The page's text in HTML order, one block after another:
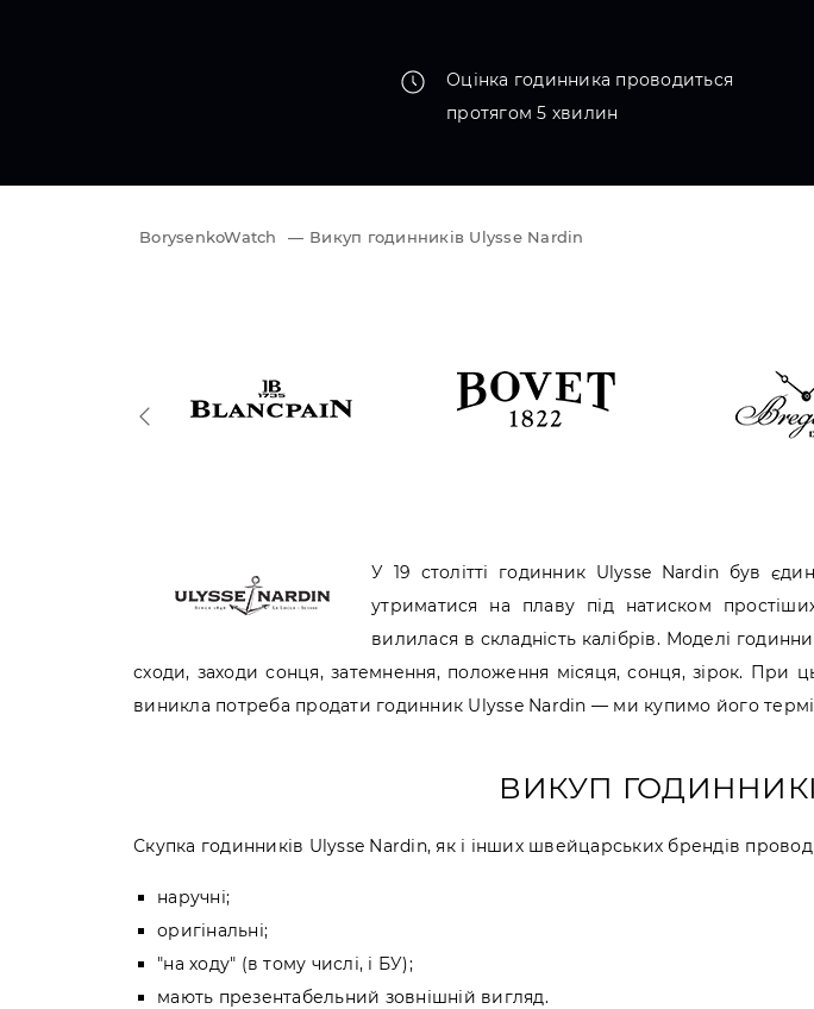
Оцінка годинника проводиться
протягом 5 хвилин
BorysenkoWatch — Викуп годинників Ulysse Nardin
У 19 столітті годинник Ulysse Nardin був
утриматися на плаву під натиском
вилилася в складність калібрів. Моделі
сходи, заходи сонця, затемнення, положення місяця, сонця, зірок.
виникла потреба продати годинник Ulysse Nardin — ми купимо його
ВИКУП
Скупка годинників Ulysse Nardin, як і інших швейцарських брендів
наручні;
оригінальні;
"на ходу" (в тому числі, і БУ);
мають презентабельний зовнішній вигляд.